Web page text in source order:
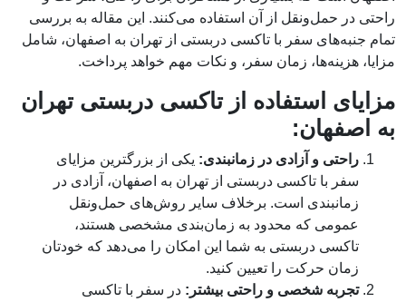
راحتی در حمل‌ونقل از آن استفاده می‌کنند. این مقاله به بررسی
تمام جنبه‌های سفر با تاکسی دربستی از تهران به اصفهان، شامل
مزایا، هزینه‌ها، زمان سفر، و نکات مهم خواهد پرداخت.
مزایای استفاده از تاکسی دربستی تهران
به اصفهان:
راحتی و آزادی در زمانبندی:یکی از بزرگترین مزایای
سفر با تاکسی دربستی از تهران به اصفهان، آزادی در
زمانبندی است. برخلاف سایر روش‌های حمل‌ونقل
عمومی که محدود به زمان‌بندی مشخصی هستند،
تاکسی دربستی به شما این امکان را می‌دهد که خودتان
زمان حرکت را تعیین کنید.
تجربه شخصی و راحتی بیشتر:در سفر با تاکسی